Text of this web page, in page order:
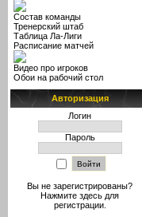
Состав команды
Тренерский штаб
Таблица Ла-Лиги
Расписание матчей
Видео про игроков
Обои на рабочий стол
Авторизация
Логин
Пароль
Вы не зарегистрированы?
Нажмите здесь для
регистрации.